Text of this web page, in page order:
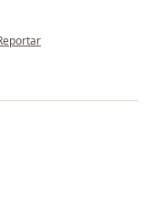
opinión del usuario Julieta D.